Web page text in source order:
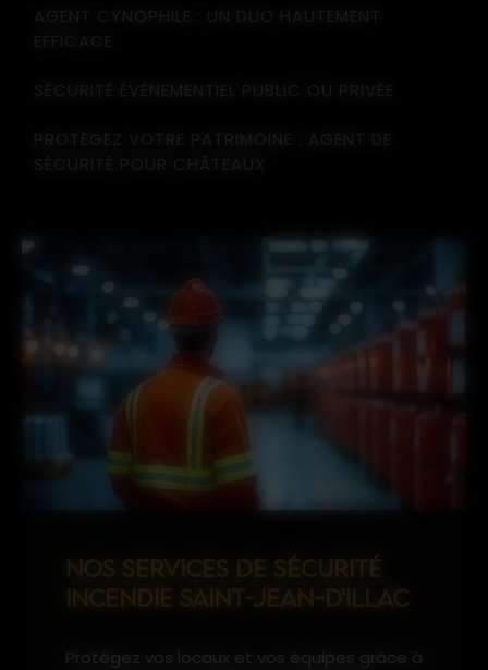
NOS SERVICES DE SÉCURITÉ
INCENDIE SAINT-JEAN-D'ILLAC
Protégez vos locaux et vos équipes grâce à